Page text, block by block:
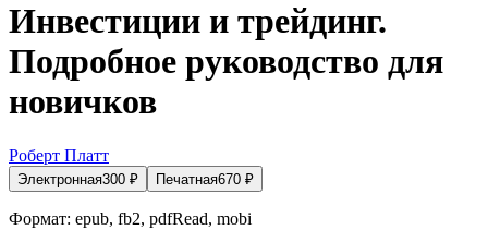
Инвестиции и трейдинг.
Подробное руководство для
новичков
Роберт Платт
Электронная300 ₽ Печатная670 ₽
Формат: epub, fb2, pdfRead, mobi